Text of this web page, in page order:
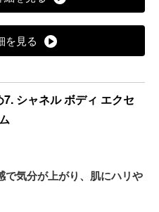
を見る
シャネル ボディ エクセ
で気分が上がり、肌にハリや